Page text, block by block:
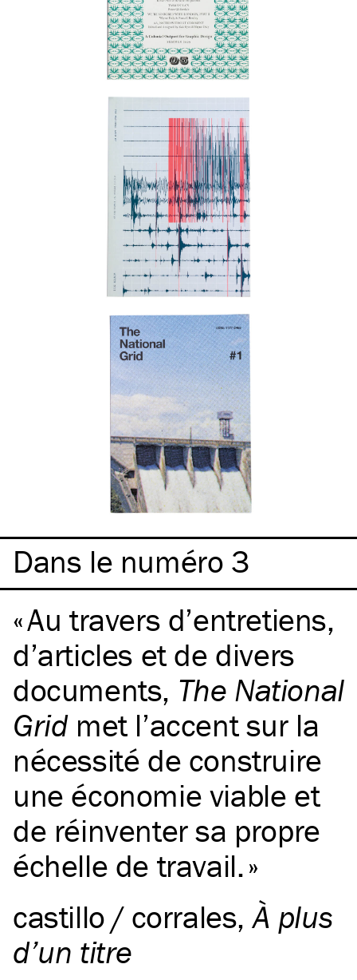
Dans le numéro 3
Au travers d’entretiens,
d’articles et de divers
documents, The National
Gridmet l’accent sur la
nécessité de construire
une économie viable et
de réinventer sa propre
échelle de travail.
castillo / corrales,À plus
d’un titre